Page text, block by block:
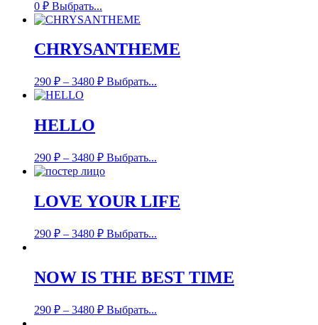
0 ₽ Выбрать...
CHRYSANTHEME
290 ₽ – 3480 ₽ Выбрать...
HELLO
290 ₽ – 3480 ₽ Выбрать...
LOVE YOUR LIFE
290 ₽ – 3480 ₽ Выбрать...
NOW IS THE BEST TIME
290 ₽ – 3480 ₽ Выбрать...